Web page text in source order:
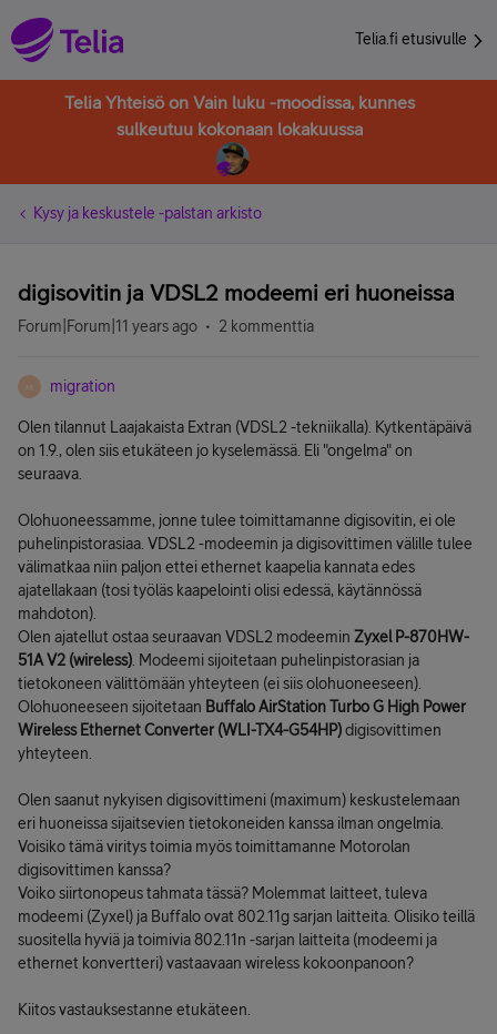
Telia.fi etusivulle
Telia Yhteisö on Vain luku -moodissa, kunnes
sulkeutuu kokonaan lokakuussa
Kysy ja keskustele -palstan arkisto
digisovitin ja VDSL2 modeemi eri huoneissa
Forum|Forum|11 years ago 2 kommenttia
M migration
Olen tilannut Laajakaista Extran (VDSL2 -tekniikalla). Kytkentäpäivä
on 1.9., olen siis etukäteen jo kyselemässä. Eli "ongelma" on
seuraava.
Olohuoneessamme, jonne tulee toimittamanne digisovitin, ei ole
puhelinpistorasiaa. VDSL2 -modeemin ja digisovittimen välille tulee
välimatkaa niin paljon ettei ethernet kaapelia kannata edes
ajatellakaan (tosi työläs kaapelointi olisi edessä, käytännössä
mahdoton).
Olen ajatellut ostaa seuraavan VDSL2 modeemin Zyxel P-870HW-
51A V2 (wireless) . Modeemi sijoitetaan puhelinpistorasian ja
tietokoneen välittömään yhteyteen (ei siis olohuoneeseen).
Olohuoneeseen sijoitetaan Buffalo AirStation Turbo G High Power
Wireless Ethernet Converter (WLI-TX4-G54HP)digisovittimen
yhteyteen.
Olen saanut nykyisen digisovittimeni (maximum) keskustelemaan
eri huoneissa sijaitsevien tietokoneiden kanssa ilman ongelmia.
Voisiko tämä viritys toimia myös toimittamanne Motorolan
digisovittimen kanssa?
Voiko siirtonopeus tahmata tässä? Molemmat laitteet, tuleva
modeemi (Zyxel) ja Buffalo ovat 802.11g sarjan laitteita. Olisiko teillä
suositella hyviä ja toimivia 802.11n -sarjan laitteita (modeemi ja
ethernet konvertteri) vastaavaan wireless kokoonpanoon?
Kiitos vastauksestanne etukäteen.